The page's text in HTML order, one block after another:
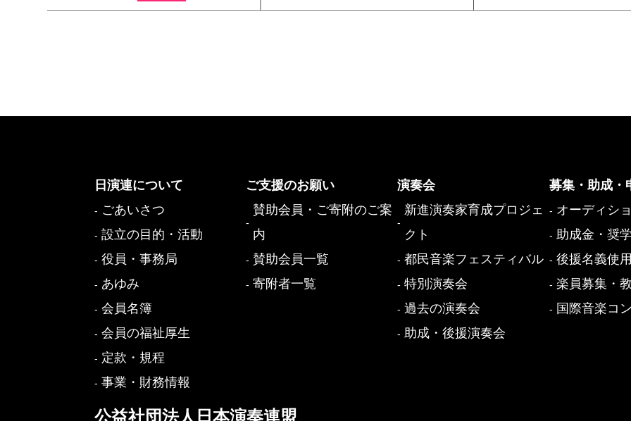
日演連について
ごあいさつ
設立の目的・活動
役員・事務局
あゆみ
会員名簿
会員の福祉厚生
定款・規程
事業・財務情報
ご支援のお願い
賛助会員・ご寄附のご案
内
賛助会員一覧
寄附者一覧
演奏会
新進演奏家育成プロジェ
クト
都民音楽フェスティバル
特別演奏会
過去の演奏会
助成・後援演奏会
募集・助成・
オーディシ
助成金・奨
後援名義使
楽員募集・
国際音楽コ
公益社団法人日本演奏連盟